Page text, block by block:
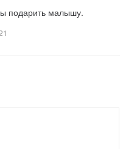
подарить малышу.